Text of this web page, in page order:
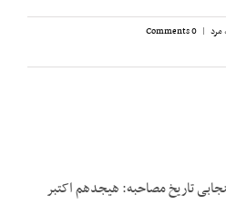
,مرد |
0 Comments
تاریخ مصاحبه: هیجدهم اکتبر